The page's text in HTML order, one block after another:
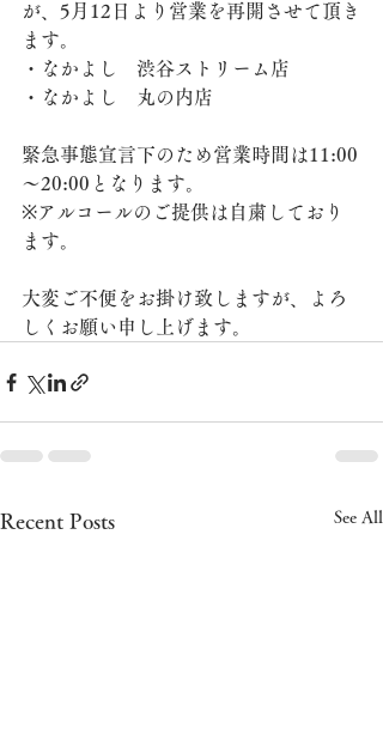
が、5月12日より営業を再開させて頂き
ます。
・なかよし　渋谷ストリーム店
・なかよし　丸の内店
緊急事態宣言下のため営業時間は11:00
～20:00となります。
※アルコールのご提供は自粛しており
ます。
大変ご不便をお掛け致しますが、よろ
しくお願い申し上げます。
Recent Posts See All